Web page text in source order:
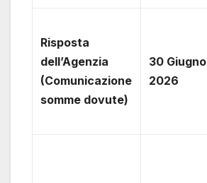
Risposta
dell’Agenzia
(Comunicazione
somme dovute)
30 Giugno
2026